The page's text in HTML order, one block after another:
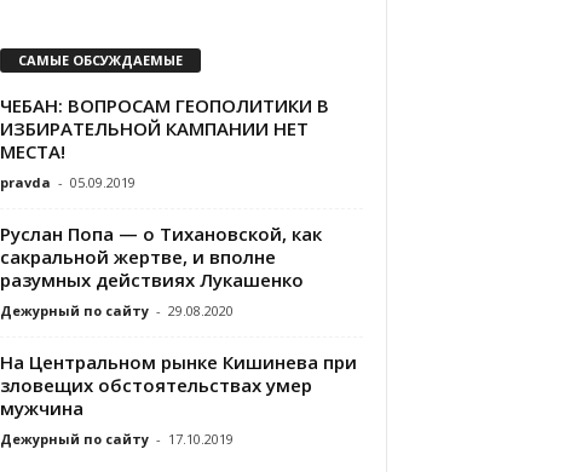
САМЫЕ ОБСУЖДАЕМЫЕ
ЧЕБАН: ВОПРОСАМ ГЕОПОЛИТИКИ В
ИЗБИРАТЕЛЬНОЙ КАМПАНИИ НЕТ
МЕСТА!
pravda - 05.09.2019
Руслан Попа — о Тихановской, как
сакральной жертве, и вполне
разумных действиях Лукашенко
Дежурный по сайту - 29.08.2020
На Центральном рынке Кишинева при
зловещих обстоятельствах умер
мужчина
Дежурный по сайту - 17.10.2019